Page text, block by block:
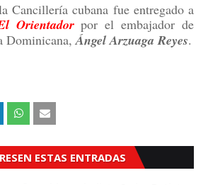
Cancillería cubana fue entregado a
Orientadorpor el embajador de
Dominicana,Ángel Arzuaga Reyes.
ESTAS ENTRADAS